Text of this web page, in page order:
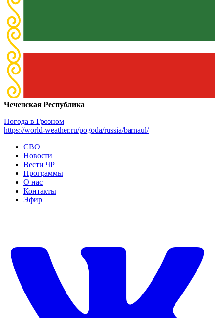
Чеченская Республика
Погода в Грозном
https://world-weather.ru/pogoda/russia/barnaul/
СВО
Новости
Вести ЧР
Программы
О нас
Контакты
Эфир